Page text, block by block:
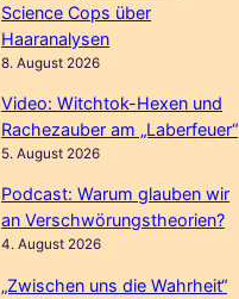
Science Cops über
Haaranalysen
8. August 2026
Video: Witchtok-Hexen und
Rachezauber am „Laberfeuer“
5. August 2026
Podcast: Warum glauben wir
an Verschwörungstheorien?
4. August 2026
„Zwischen uns die Wahrheit“